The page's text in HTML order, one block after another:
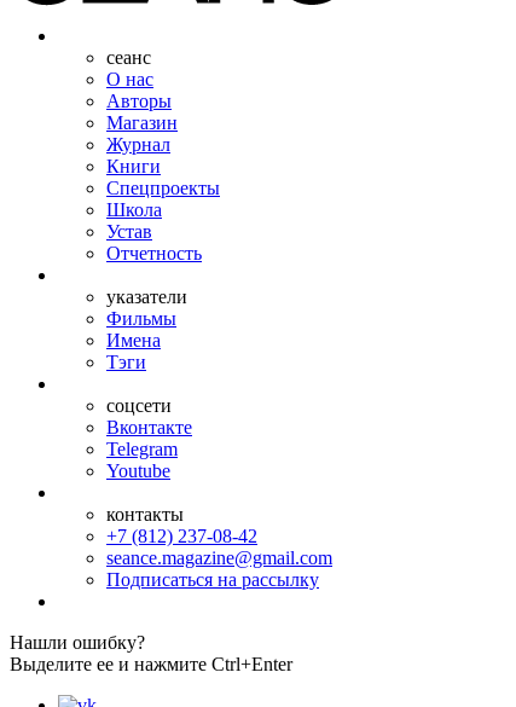
сеанс
О нас
Авторы
Магазин
Журнал
Книги
Спецпроекты
Школа
Устав
Отчетность
указатели
Фильмы
Имена
Тэги
соцсети
Вконтакте
Telegram
Youtube
контакты
+7 (812) 237-08-42
seance.magazine@gmail.com
Подписаться на рассылку
Нашли ошибку?
Выделите ее и нажмите Ctrl+Enter